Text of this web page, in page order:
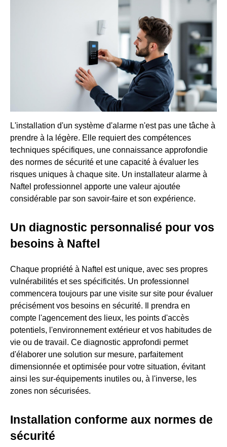
L'installation d'un système d'alarme n'est pas une tâche à
prendre à la légère. Elle requiert des compétences
techniques spécifiques, une connaissance approfondie
des normes de sécurité et une capacité à évaluer les
risques uniques à chaque site. Un installateur alarme à
Naftel professionnel apporte une valeur ajoutée
considérable par son savoir-faire et son expérience.
Un diagnostic personnalisé pour vos
besoins à Naftel
Chaque propriété à Naftel est unique, avec ses propres
vulnérabilités et ses spécificités. Un professionnel
commencera toujours par une visite sur site pour évaluer
précisément vos besoins en sécurité. Il prendra en
compte l'agencement des lieux, les points d'accès
potentiels, l'environnement extérieur et vos habitudes de
vie ou de travail. Ce diagnostic approfondi permet
d'élaborer une solution sur mesure, parfaitement
dimensionnée et optimisée pour votre situation, évitant
ainsi les sur-équipements inutiles ou, à l'inverse, les
zones non sécurisées.
Installation conforme aux normes de
sécurité